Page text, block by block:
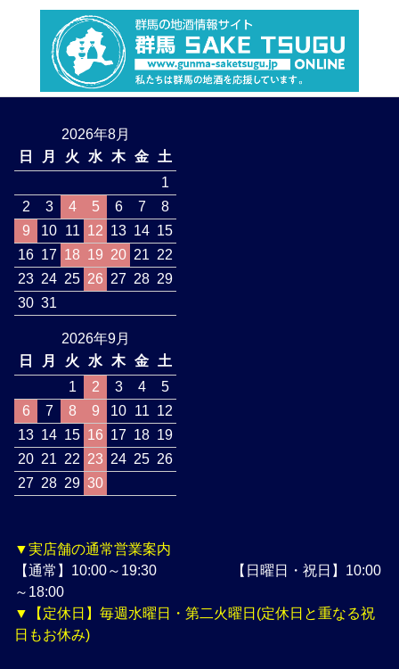
2026年8月
日
月 火 水 木 金
土
1
2
3 4 5 6 7
8
9
10 11 12 13 14 15
16 17 18 19 20 21 22
23 24 25 26 27 28 29
30 31
2026年9月
日
月 火 水 木 金
土
1
2 3 4
5
6
7 8 9 10 11 12
13 14 15 16 17 18 19
20 21 22 23 24 25 26
27 28 29 30
▼実店舗の通常営業案内
【通常】10:00～19:30 【日曜日・祝日】10:00
～18:00
▼【定休日】毎週水曜日・第二火曜日(定休日と重なる祝
日もお休み)